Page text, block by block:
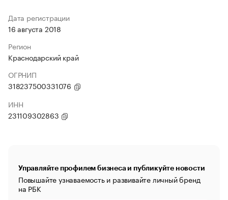
Дата регистрации
16 августа 2018
Регион
Краснодарский край
ОГРНИП
318237500331076
ИНН
231109302863
Управляйте профилем бизнеса и публикуйте новости
Повышайте узнаваемость и развивайте личный бренд
на РБК